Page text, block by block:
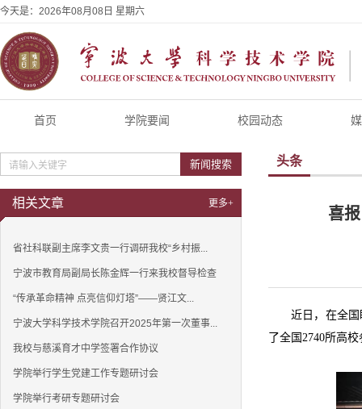
今天是： 2026年08月08日 星期六
首页 学院要闻 校园动态
新闻搜索
相关文章 更多+
省社科联副主席李文贵一行调研我校“乡村振...
宁波市教育局副局长陈金辉一行来我校督导检查
“传承革命精神 点亮信仰灯塔”——贤江文...
宁波大学科学技术学院召开2025年第一次董事...
我校与慈溪育才中学签署合作协议
学院举行学生党建工作专题研讨会
学院举行考研专题研讨会
头条
喜
近日，在全
了全国2740所高